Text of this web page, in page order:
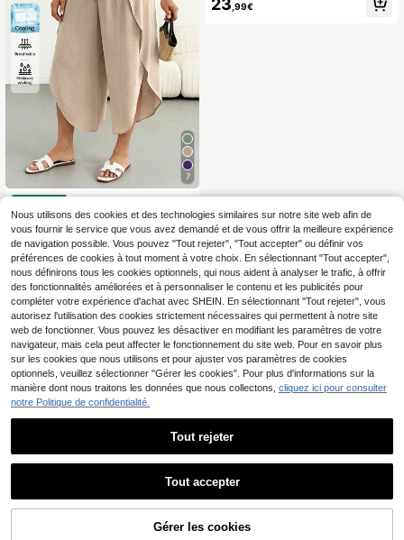
7
SHEIN Essnce Pantalon
de plage kaki décontracté d'été po
ur femmes grandes tailles, pantalon
large ample, frais et respirant, avec
taille élastique, fente et jambes larg
es raccourcies, vacances européen
nes
13
pour le printemps et l'été, style boh
,99€
CRAQUEZ DES MAINTENANT
Nous utilisons des cookies et des technologies similaires sur notre site web afin de
vous fournir le service que vous avez demandé et de vous offrir la meilleure expérience
de navigation possible. Vous pouvez "Tout rejeter", "Tout accepter" ou définir vos
préférences de cookies à tout moment à votre choix. En sélectionnant "Tout accepter",
nous définirons tous les cookies optionnels, qui nous aident à analyser le trafic, à offrir
des fonctionnalités améliorées et à personnaliser le contenu et les publicités pour
compléter votre expérience d'achat avec SHEIN. En sélectionnant "Tout rejeter", vous
autorisez l'utilisation des cookies strictement nécessaires qui permettent à notre site
web de fonctionner. Vous pouvez les désactiver en modifiant les paramètres de votre
navigateur, mais cela peut affecter le fonctionnement du site web. Pour en savoir plus
sur les cookies que nous utilisons et pour ajuster vos paramètres de cookies
optionnels, veuillez sélectionner "Gérer les cookies". Pour plus d'informations sur la
manière dont nous traitons les données que nous collectons, cliquez ici pour consulter
notre Politique de confidentialité.
Tout rejeter
Tout accepter
Gérer les cookies